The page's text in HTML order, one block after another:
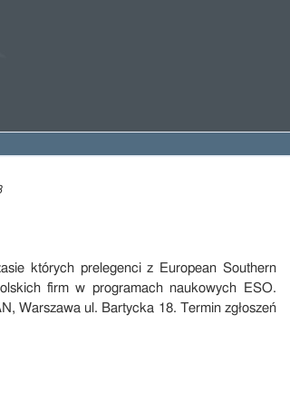
których prelegenci z European Southern
firm w programach naukowych ESO.
Warszawa ul. Bartycka 18. Termin zgłoszeń